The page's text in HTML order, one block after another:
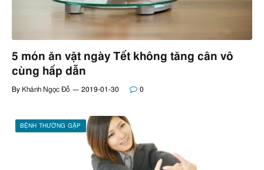
5 món ăn vặt ngày Tết không tăng cân vô
cùng hấp dẫn
By Khánh Ngọc Đỗ 2019-01-30 0
BỆNH THƯỜNG GẶP